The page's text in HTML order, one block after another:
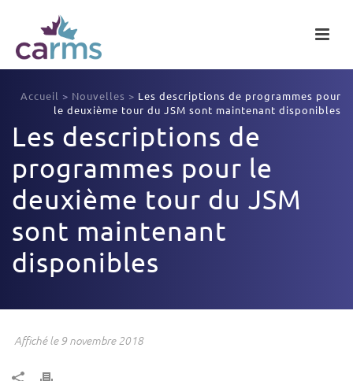
Accueil > Nouvelles > Les descriptions de programmes pour
le deuxième tour du JSM sont maintenant disponibles
Les descriptions de
programmes pour le
deuxième tour du JSM
sont maintenant
disponibles
Affiché le 9 novembre 2018